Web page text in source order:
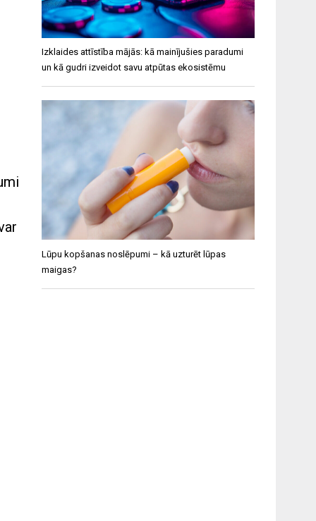
Izklaides attīstība mājās: kā mainījušies paradumi
un kā gudri izveidot savu atpūtas ekosistēmu
Lūpu kopšanas noslēpumi – kā uzturēt lūpas
maigas?